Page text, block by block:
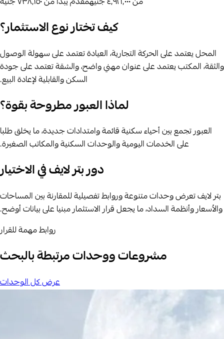
كيف تختار نوع الاستثمار؟
المحل يعتمد على الحركة التجارية، العيادة تعتمد على سهولة الوصول
والثقة، المكتب يعتمد على عنوان مهني واضح، والشقة تعتمد على جودة
السكن والقابلية لإعادة البيع.
لماذا العبور مطروحة بقوة؟
العبور تجمع بين أحياء سكنية قائمة وامتدادات جديدة، ما يخلق طلبا
على الخدمات اليومية والوحدات السكنية والمكاتب الصغيرة.
دور بتر لايف في الاختيار
بتر لايف تعرض وحدات متنوعة وروابط تفصيلية للمقارنة بين المساحات
والأسعار وأنظمة السداد، ما يجعل قرار الاستثمار مبنيا على بيانات أوضح.
روابط مهمة للقرار
مشروعات ووحدات مرتبطة بالبحث
عرض كل الوحدات